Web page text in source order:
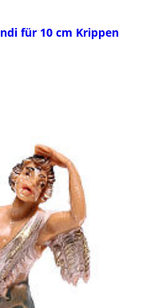
für 10 cm Krippen